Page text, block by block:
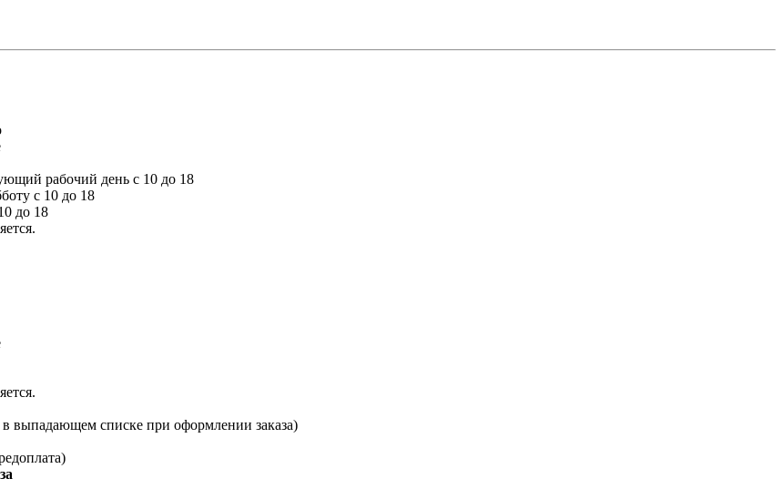
рабочий день с 10 до 18
с 10 до 18
до 18
выпадающем списке при оформлении заказа)